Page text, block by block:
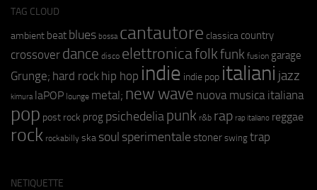
TAG CLOUD
ambient beat blues bossa cantautore classica country
crossover dance disco elettronicafolkfunk fusion garage
Grunge; hard rock hip hop indie indie pop italiani jazz
kimura laPOP lounge metal; new wave nuova musica italiana
pop post rock prog psichedeliapunk r&b rap rap italiano reggae
rock rockabilly ska soul sperimentale stoner swing trap
NETIQUETTE